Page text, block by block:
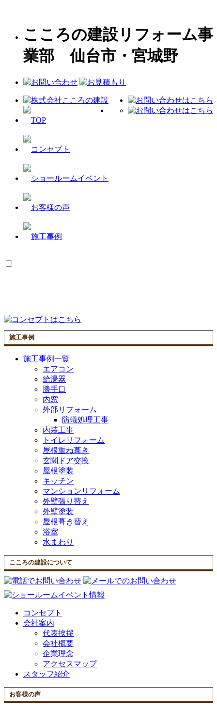
こころの建設リフォーム事
業部 仙台市・宮城野
施工事例
施工事例一覧
エアコン
給湯器
勝手口
内窓
外部リフォーム
防蟻処理工事
内装工事
トイレリフォーム
屋根重ね葺き
玄関ドア交換
屋根塗装
キッチン
マンションリフォーム
外壁張り替え
外壁塗装
屋根葺き替え
浴室
水まわり
こころの建設について
コンセプト
会社案内
代表挨拶
会社概要
企業理念
アクセスマップ
スタッフ紹介
お客様の声